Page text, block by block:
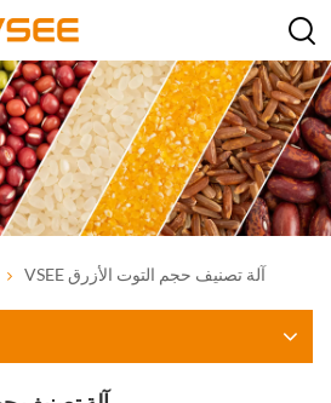
VSEE آلة تصنيف حجم التوت الأزرق